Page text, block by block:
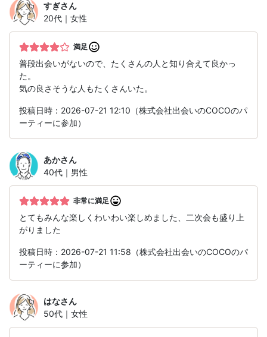
すぎさん
20代｜女性
満足
普段出会いがないので、たくさんの人と知り合えて良かっ
た。
気の良さそうな人もたくさんいた。
投稿日時：2026-07-21 12:10（株式会社出会いのCOCOのパ
ーティーに参加）
あかさん
40代｜男性
非常に満足
とてもみんな楽しくわいわい楽しめました、二次会も盛り上
がりました
投稿日時：2026-07-21 11:58（株式会社出会いのCOCOのパ
ーティーに参加）
はなさん
50代｜女性